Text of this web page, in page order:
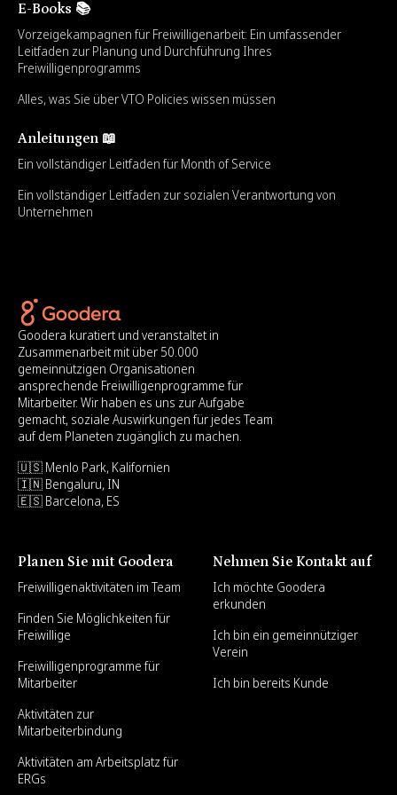
E-Books 📚
Vorzeigekampagnen für Freiwilligenarbeit: Ein umfassender
Leitfaden zur Planung und Durchführung Ihres
Freiwilligenprogramms
Alles, was Sie über VTO Policies wissen müssen
Anleitungen 📖
Ein vollständiger Leitfaden für Month of Service
Ein vollständiger Leitfaden zur sozialen Verantwortung von
Unternehmen
Goodera kuratiert und veranstaltet in
Zusammenarbeit mit über 50.000
gemeinnützigen Organisationen
ansprechende Freiwilligenprogramme für
Mitarbeiter. Wir haben es uns zur Aufgabe
gemacht, soziale Auswirkungen für jedes Team
auf dem Planeten zugänglich zu machen.
🇺🇸 Menlo Park, Kalifornien
🇮🇳 Bengaluru, IN
🇪🇸 Barcelona, ES
Planen Sie mit Goodera
Freiwilligenaktivitäten im Team
Finden Sie Möglichkeiten für
Freiwillige
Freiwilligenprogramme für
Mitarbeiter
Aktivitäten zur
Mitarbeiterbindung
Aktivitäten am Arbeitsplatz für
ERGs
Nehmen Sie Kontakt auf
Ich möchte Goodera
erkunden
Ich bin ein gemeinnütziger
Verein
Ich bin bereits Kunde